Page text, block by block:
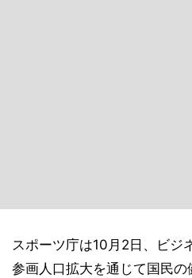
スポーツ庁は10月2日、ビジ
参画人口拡大を通じて国民